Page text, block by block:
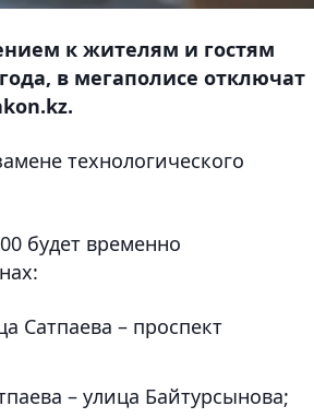
к жителям и гостям
в мегаполисе отключат
технологического
будет временно
Сатпаева – проспект
– улица Байтурсынова;